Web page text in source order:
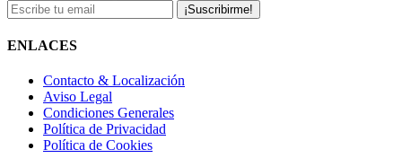
¡Suscribirme!
ENLACES
Contacto & Localización
Aviso Legal
Condiciones Generales
Política de Privacidad
Política de Cookies